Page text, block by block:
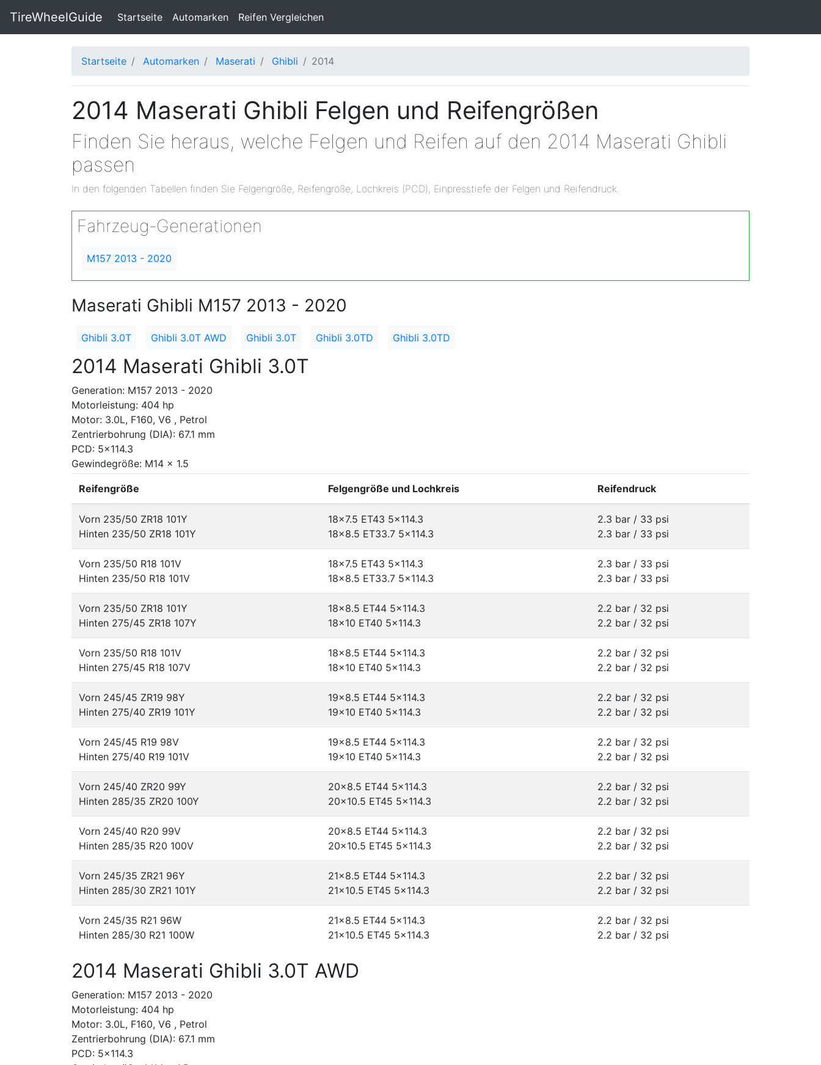
TireWheelGuide Startseite(current)
Automarken Reifen Vergleichen
Startseite Automarken Maserati Ghibli 2014
2014 Maserati Ghibli Felgen und Reifengrößen
Finden Sie heraus, welche Felgen und Reifen auf den 2014 Maserati Ghibli
passen
In den folgenden Tabellen finden Sie Felgengröße, Reifengröße, Lochkreis (PCD), Einpresstiefe der Felgen und Reifendruck.
Fahrzeug-Generationen
M157 2013 - 2020
Maserati Ghibli M157 2013 - 2020
Ghibli 3.0T Ghibli 3.0T AWD Ghibli 3.0T Ghibli 3.0TD Ghibli 3.0TD
2014 Maserati Ghibli 3.0T
Generation: M157 2013 - 2020
Motorleistung: 404 hp
Motor: 3.0L, F160, V6 , Petrol
Zentrierbohrung (DIA): 67.1 mm
PCD: 5x114.3
Gewindegröße: M14 x 1.5
Reifengröße Felgengröße und Lochkreis Reifendruck
Vorn 235/50 ZR18 101Y
Hinten 235/50 ZR18 101Y
18x7.5 ET43 5x114.3
18x8.5 ET33.7 5x114.3
2.3 bar / 33 psi
2.3 bar / 33 psi
Vorn 235/50 R18 101V
Hinten 235/50 R18 101V
18x7.5 ET43 5x114.3
18x8.5 ET33.7 5x114.3
2.3 bar / 33 psi
2.3 bar / 33 psi
Vorn 235/50 ZR18 101Y
Hinten 275/45 ZR18 107Y
18x8.5 ET44 5x114.3
18x10 ET40 5x114.3
2.2 bar / 32 psi
2.2 bar / 32 psi
Vorn 235/50 R18 101V
Hinten 275/45 R18 107V
18x8.5 ET44 5x114.3
18x10 ET40 5x114.3
2.2 bar / 32 psi
2.2 bar / 32 psi
Vorn 245/45 ZR19 98Y
Hinten 275/40 ZR19 101Y
19x8.5 ET44 5x114.3
19x10 ET40 5x114.3
2.2 bar / 32 psi
2.2 bar / 32 psi
Vorn 245/45 R19 98V
Hinten 275/40 R19 101V
19x8.5 ET44 5x114.3
19x10 ET40 5x114.3
2.2 bar / 32 psi
2.2 bar / 32 psi
Vorn 245/40 ZR20 99Y
Hinten 285/35 ZR20 100Y
20x8.5 ET44 5x114.3
20x10.5 ET45 5x114.3
2.2 bar / 32 psi
2.2 bar / 32 psi
Vorn 245/40 R20 99V
Hinten 285/35 R20 100V
20x8.5 ET44 5x114.3
20x10.5 ET45 5x114.3
2.2 bar / 32 psi
2.2 bar / 32 psi
Vorn 245/35 ZR21 96Y
Hinten 285/30 ZR21 101Y
21x8.5 ET44 5x114.3
21x10.5 ET45 5x114.3
2.2 bar / 32 psi
2.2 bar / 32 psi
Vorn 245/35 R21 96W
Hinten 285/30 R21 100W
21x8.5 ET44 5x114.3
21x10.5 ET45 5x114.3
2.2 bar / 32 psi
2.2 bar / 32 psi
2014 Maserati Ghibli 3.0T AWD
Generation: M157 2013 - 2020
Motorleistung: 404 hp
Motor: 3.0L, F160, V6 , Petrol
Zentrierbohrung (DIA): 67.1 mm
PCD: 5x114.3